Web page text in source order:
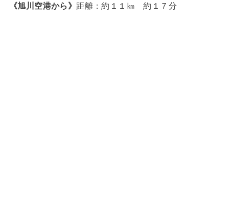
《旭川空港から》 距離：約１１㎞ 約１７分